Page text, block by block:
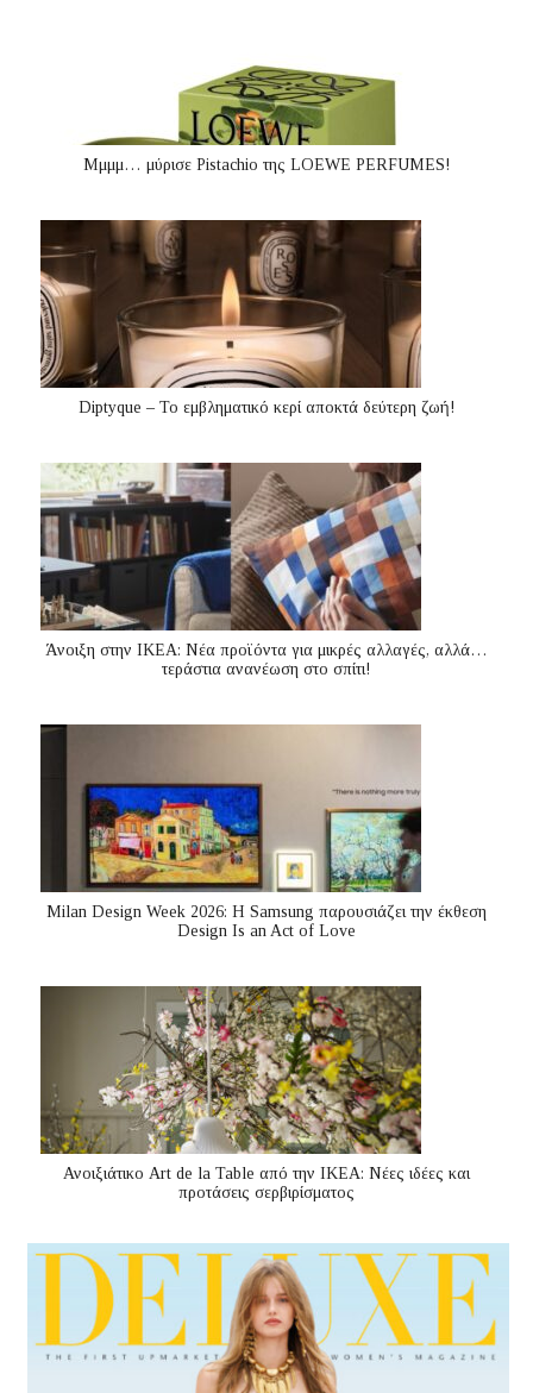
Μμμμ… μύρισε Pistachio της LOEWE PERFUMES!
Diptyque – Το εμβληματικό κερί αποκτά δεύτερη ζωή!
Άνοιξη στην ΙΚΕΑ: Νέα προϊόντα για μικρές αλλαγές, αλλά…
τεράστια ανανέωση στο σπίτι!
Milan Design Week 2026: Η Samsung παρουσιάζει την έκθεση
Design Is an Act of Love
Ανοιξιάτικο Art de la Table από την ΙΚΕΑ: Νέες ιδέες και
προτάσεις σερβιρίσματος